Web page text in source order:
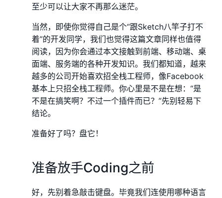
至少可以让大家不再那么迷茫。
当然，即使你觉得自己是个“跟Sketch八竿子打不
着”的开发同学，我们也觉得这篇文章同样也值得
阅读，因为你会通过本文接触到前端、移动端、桌
面端、服务端的各种开发知识。我们都知道，越来
越多的公司开始喜欢招全栈工程师，像Facebook
基本上只招全栈工程师。你心里是不是在想：“是
不是在搞笑啊？不过一个插件而已？”先别轻易下
结论。
准备好了吗？盘它！
准备放手Coding之前
好，先别着急敲击键盘。毕竟我们连使用哪种语言